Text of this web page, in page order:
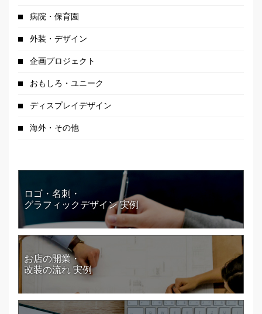
病院・保育園
外装・デザイン
企画プロジェクト
おもしろ・ユニーク
ディスプレイデザイン
海外・その他
ロゴ・名刺・
グラフィックデザイン 実例
お店の開業・
改装の流れ 実例